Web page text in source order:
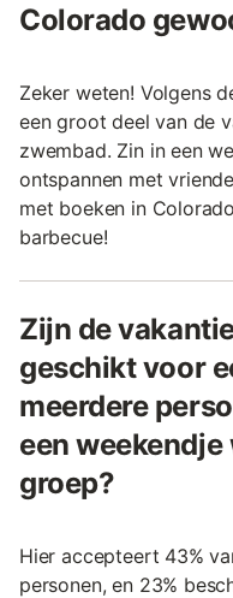
Colorado
Zeker weten! Volgens
een groot deel van de
zwembad. Zin in een
ontspannen met
met boeken in
barbecue!
Zijn de
geschikt voor
meerdere
een
groep?
Hier accepteert 43%
personen, en 23%